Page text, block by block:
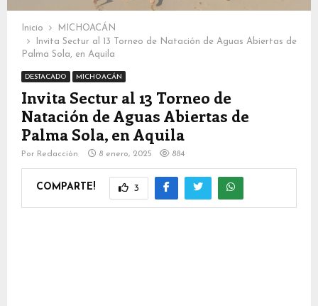
Inicio
MICHOACÁN
Invita Sectur al 13 Torneo de Natación de Aguas Abiertas de
Palma Sola, en Aquila
DESTACADO MICHOACÁN
Invita Sectur al 13 Torneo de
Natación de Aguas Abiertas de
Palma Sola, en Aquila
Por Redacción 8 enero, 2025 884
COMPARTE! 3